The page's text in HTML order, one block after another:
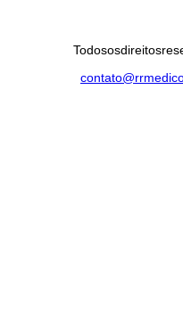
Todos os direitos